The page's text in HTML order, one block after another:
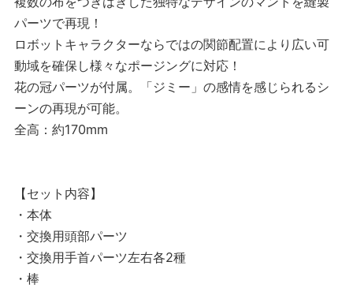
パーツで再現！
ロボットキャラクターならではの関節配置により広い可
動域を確保し様々なポージングに対応！
花の冠パーツが付属。「ジミー」の感情を感じられるシ
ーンの再現が可能。
全高：約170mm
【セット内容】
・本体
・交換用頭部パーツ
・交換用手首パーツ左右各2種
・棒